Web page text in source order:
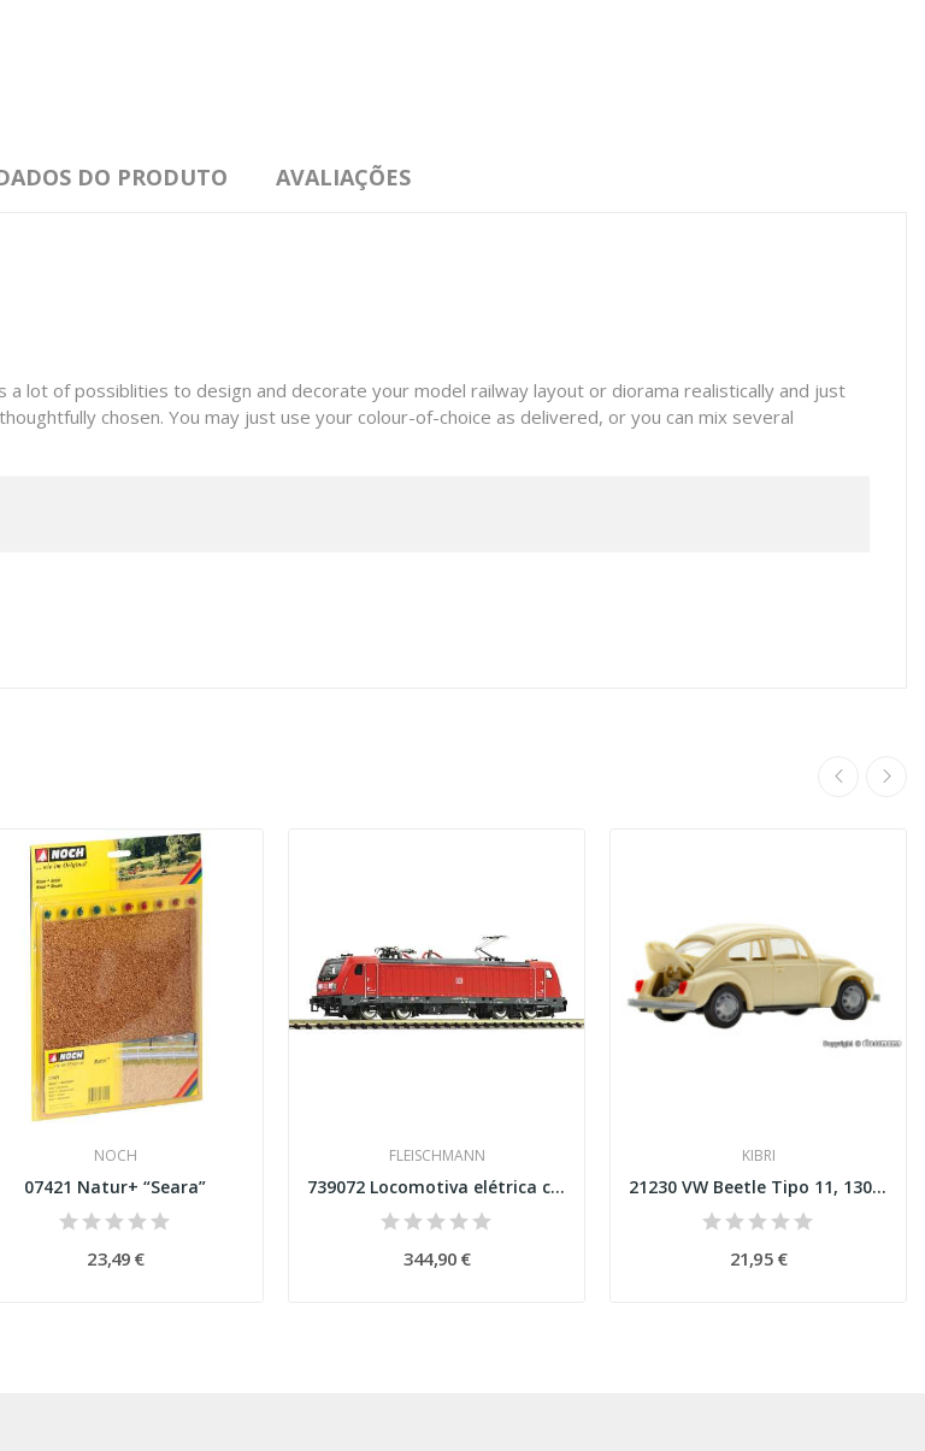
DO PRODUTO AVALIAÇÕES
lot of possiblities to design and decorate your model railway layout or diorama realistically and just
chosen. You may just use your colour-of-choice as delivered, or you can mix several
NOCH
07421 Natur+ “Seara”
23,49 €
FLEISCHMANN
739072 Locomotiva elétrica classe 147, DB AG...
344,90 €
KIBRI
21230 VW Beetle Tipo 11, 1302, modelo...
21,95 €